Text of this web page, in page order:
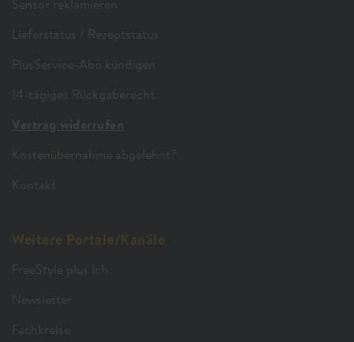
Sensor reklamieren
Lieferstatus / Rezeptstatus
PlusService-Abo kündigen
14-tägiges Rückgaberecht
Vertrag widerrufen
Kostenübernahme abgelehnt?
Kontakt
Weitere Portale/Kanäle
FreeStyle plus Ich
Newsletter
Fachkreise